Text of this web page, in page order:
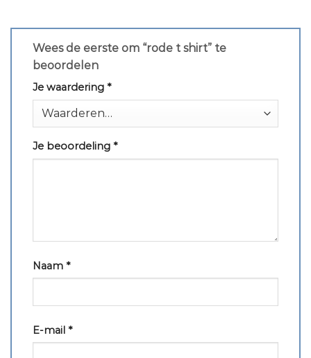
Wees de eerste om “rode t shirt” te
beoordelen
Je waardering *
Je beoordeling *
Naam *
E-mail *